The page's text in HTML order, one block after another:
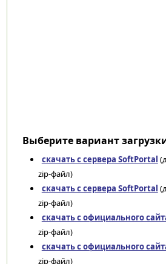
Выберите вариант
скачать с сервера SoftPortal
zip-файл)
скачать с сервера SoftPortal
zip-файл)
скачать с официального
zip-файл)
скачать с официального
zip-файл)